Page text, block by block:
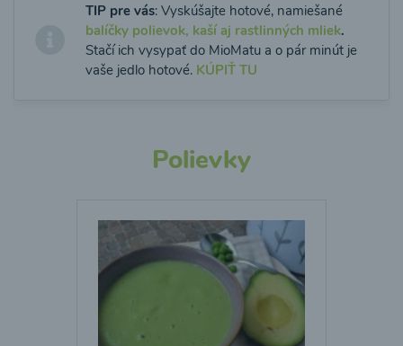
TIP pre vás: Vyskúšajte hotové, namiešané
balíčky polievok, kaší aj rastlinných mliek.
Stačí ich vysypať do MioMatu a o pár minút je
vaše jedlo hotové. KÚPIŤ TU
Polievky